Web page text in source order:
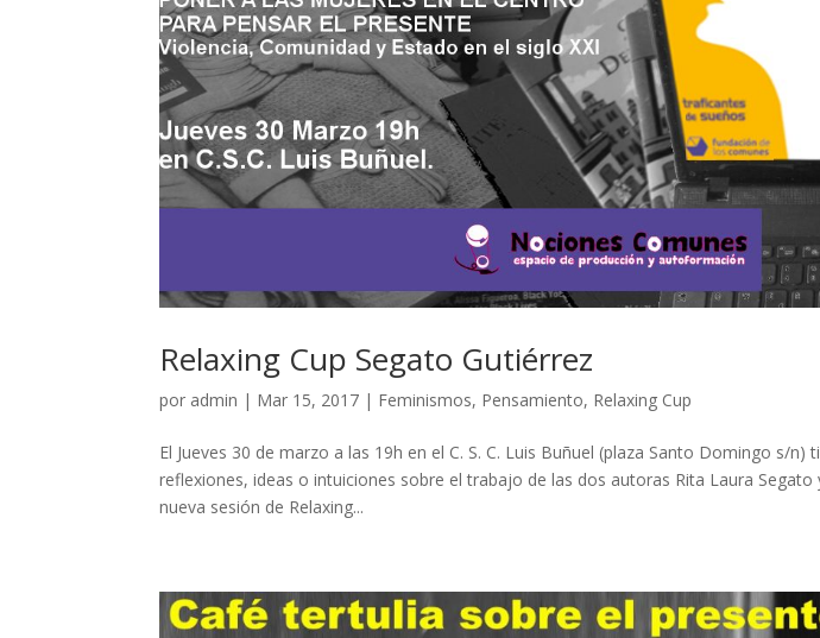
Relaxing Cup Segato Gutiérrez
por admin | Mar 15, 2017 | Feminismos, Pensamiento, Relaxing Cup
El Jueves 30 de marzo a las 19h en el C. S. C. Luis Buñuel (plaza Santo Domingo s/
reflexiones, ideas o intuiciones sobre el trabajo de las dos autoras Rita Laura Segato
nueva sesión de Relaxing...